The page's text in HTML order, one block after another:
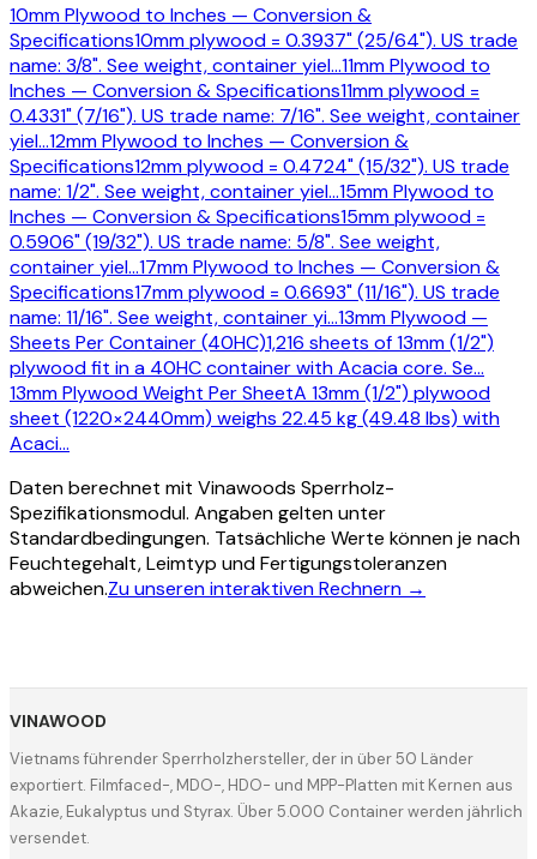
10mm Plywood to Inches — Conversion &
Specifications10mm plywood = 0.3937" (25/64"). US trade
name: 3/8". See weight, container yiel…11mm Plywood to
Inches — Conversion & Specifications11mm plywood =
0.4331" (7/16"). US trade name: 7/16". See weight, container
yiel…12mm Plywood to Inches — Conversion &
Specifications12mm plywood = 0.4724" (15/32"). US trade
name: 1/2". See weight, container yiel…15mm Plywood to
Inches — Conversion & Specifications15mm plywood =
0.5906" (19/32"). US trade name: 5/8". See weight,
container yiel…17mm Plywood to Inches — Conversion &
Specifications17mm plywood = 0.6693" (11/16"). US trade
name: 11/16". See weight, container yi…13mm Plywood —
Sheets Per Container (40HC)1,216 sheets of 13mm (1/2")
plywood fit in a 40HC container with Acacia core. Se…
13mm Plywood Weight Per SheetA 13mm (1/2") plywood
sheet (1220×2440mm) weighs 22.45 kg (49.48 lbs) with
Acaci…
Daten berechnet mit Vinawoods Sperrholz-
Spezifikationsmodul. Angaben gelten unter
Standardbedingungen. Tatsächliche Werte können je nach
Feuchtegehalt, Leimtyp und Fertigungstoleranzen
abweichen.Zu unseren interaktiven Rechnern →
VINAWOOD
Vietnams führender Sperrholzhersteller, der in über 50 Länder
exportiert. Filmfaced-, MDO-, HDO- und MPP-Platten mit Kernen aus
Akazie, Eukalyptus und Styrax. Über 5.000 Container werden jährlich
versendet.